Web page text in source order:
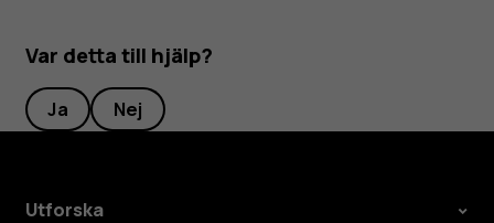
Var detta till hjälp?
Ja Nej
Utforska